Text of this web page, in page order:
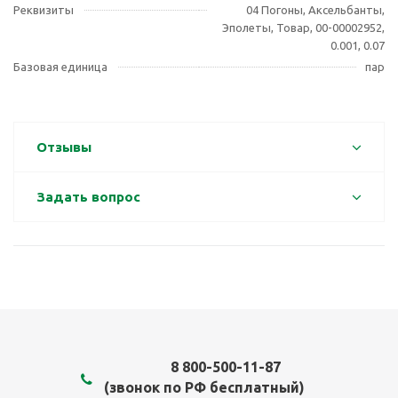
Реквизиты
04 Погоны, Аксельбанты,
Эполеты, Товар, 00-00002952,
0.001, 0.07
Базовая единица
пар
Отзывы
Задать вопрос
8 800-500-11-87
(звонок по РФ бесплатный)